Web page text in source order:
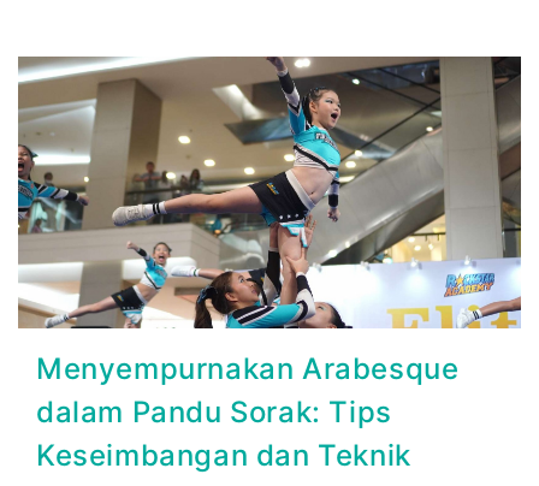
Menyempurnakan Arabesque
dalam Pandu Sorak: Tips
Keseimbangan dan Teknik